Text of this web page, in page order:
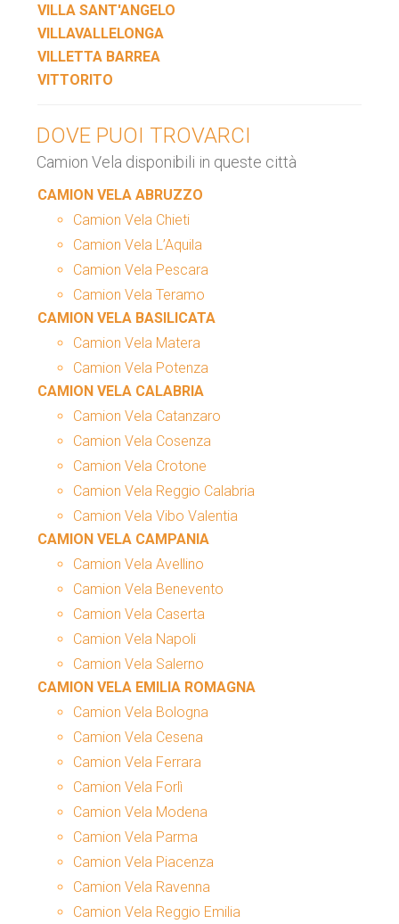
VILLA SANT'ANGELO
VILLAVALLELONGA
VILLETTA BARREA
VITTORITO
DOVE PUOI TROVARCI
Camion Vela disponibili in queste città
CAMION VELA ABRUZZO
Camion Vela Chieti
Camion Vela L’Aquila
Camion Vela Pescara
Camion Vela Teramo
CAMION VELA BASILICATA
Camion Vela Matera
Camion Vela Potenza
CAMION VELA CALABRIA
Camion Vela Catanzaro
Camion Vela Cosenza
Camion Vela Crotone
Camion Vela Reggio Calabria
Camion Vela Vibo Valentia
CAMION VELA CAMPANIA
Camion Vela Avellino
Camion Vela Benevento
Camion Vela Caserta
Camion Vela Napoli
Camion Vela Salerno
CAMION VELA EMILIA ROMAGNA
Camion Vela Bologna
Camion Vela Cesena
Camion Vela Ferrara
Camion Vela Forlì
Camion Vela Modena
Camion Vela Parma
Camion Vela Piacenza
Camion Vela Ravenna
Camion Vela Reggio Emilia